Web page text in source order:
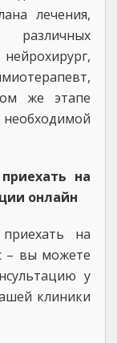
лечения,
различных
же этапе
необходимой
на
онлайн
на
– вы можете
у
клиники